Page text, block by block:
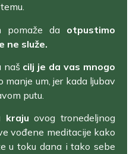
pomaže da otpustimo
ne služe.
naš cilj je da vas mnogo
manje um, jer kada ljubav
putu.
kraju ovog tronedeljnog
vođene meditacije kako
u toku dana i tako sebe